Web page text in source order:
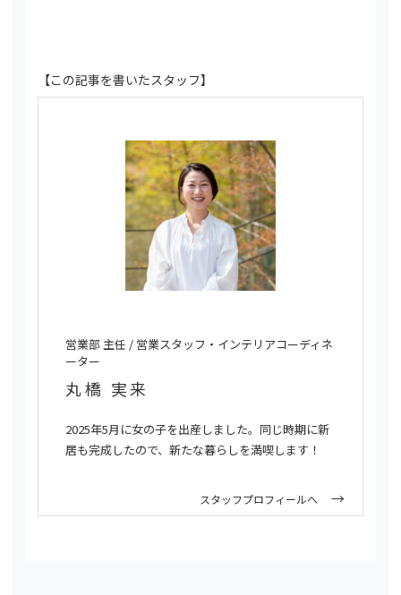
【この記事を書いたスタッフ】
営業部 主任 / 営業スタッフ・インテリアコーディネ
ーター
丸橋 実来
2025年5月に女の子を出産しました。同じ時期に新
居も完成したので、新たな暮らしを満喫します！
スタッフプロフィールへ